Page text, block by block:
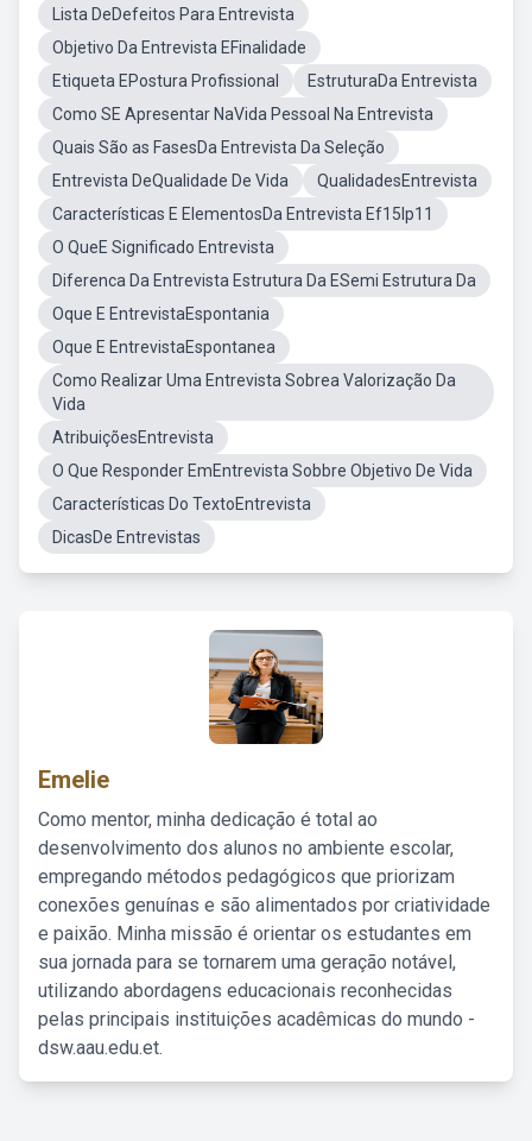
Lista DeDefeitos Para Entrevista
Objetivo Da Entrevista EFinalidade
Etiqueta EPostura Profissional
EstruturaDa Entrevista
Como SE Apresentar NaVida Pessoal Na Entrevista
Quais São as FasesDa Entrevista Da Seleção
Entrevista DeQualidade De Vida
QualidadesEntrevista
Características E ElementosDa Entrevista Ef15lp11
O QueE Significado Entrevista
Diferenca Da Entrevista Estrutura Da ESemi Estrutura Da
Oque E EntrevistaEspontania
Oque E EntrevistaEspontanea
Como Realizar Uma Entrevista Sobrea Valorização Da
Vida
AtribuiçõesEntrevista
O Que Responder EmEntrevista Sobbre Objetivo De Vida
Características Do TextoEntrevista
DicasDe Entrevistas
Emelie
Como mentor, minha dedicação é total ao
desenvolvimento dos alunos no ambiente escolar,
empregando métodos pedagógicos que priorizam
conexões genuínas e são alimentados por criatividade
e paixão. Minha missão é orientar os estudantes em
sua jornada para se tornarem uma geração notável,
utilizando abordagens educacionais reconhecidas
pelas principais instituições acadêmicas do mundo -
dsw.aau.edu.et.